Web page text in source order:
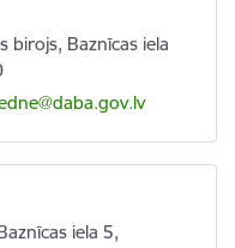
birojs, Baznīcas iela
iela 5,